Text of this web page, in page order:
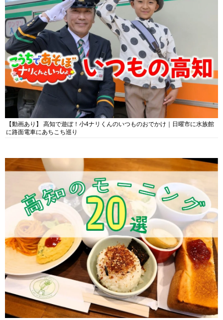
【動画あり】 高知で遊ぼ！小4ナリくんのいつものおでかけ｜日曜市に水族館
に路面電車にあちこち巡り